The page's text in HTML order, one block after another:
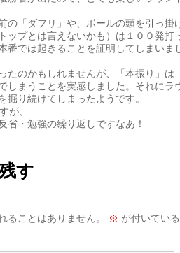
の「ダフリ」や、ボールの頭を引っ掛
ップとは言えないかも）は１００発打
番では起きることを証明してしまいま
たのかもしれませんが、「本振り」は
しまうことを実感しました。それにラ
掘り続けてしまったようです。
が、
省・勉強の繰り返しですなあ！
す
ることはありません。 ※ が付いている